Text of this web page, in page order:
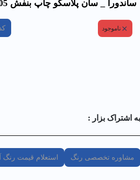
ساندورا _ سان پلاسكو چاپ بنفش 405 _ گالن
ناموجود
به اشتراک بزار :
مشاوره تخصصی رنگ استعلام قیمت رنگ